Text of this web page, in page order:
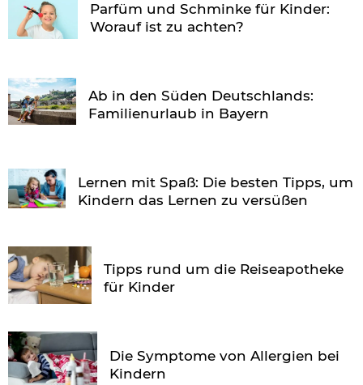
Parfüm und Schminke für Kinder:
Worauf ist zu achten?
Ab in den Süden Deutschlands:
Familienurlaub in Bayern
Lernen mit Spaß: Die besten Tipps, um
Kindern das Lernen zu versüßen
Tipps rund um die Reiseapotheke
für Kinder
Die Symptome von Allergien bei
Kindern